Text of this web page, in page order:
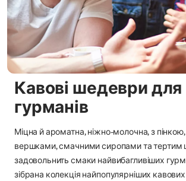
Кавові шедеври для
гурманів
Міцна й ароматна, ніжно-молочна, з
вершками, смачними сиропами та тертим
задовольнить смаки найвибагливіших
зібрана колекція найпопулярніших